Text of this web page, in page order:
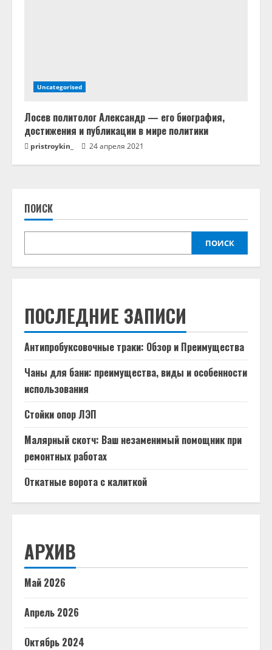
Uncategorised
Лосев политолог Александр — его биография,
достижения и публикации в мире политики
pristroykin_ 24 апреля 2021
ПОИСК
ПОИСК
ПОСЛЕДНИЕ ЗАПИСИ
Антипробуксовочные траки: Обзор и Преимущества
Чаны для бани: преимущества, виды и особенности
использования
Стойки опор ЛЭП
Малярный скотч: Ваш незаменимый помощник при
ремонтных работах
Откатные ворота с калиткой
АРХИВ
Май 2026
Апрель 2026
Октябрь 2024